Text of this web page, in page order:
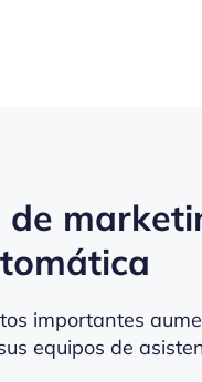
importantes
equipos de